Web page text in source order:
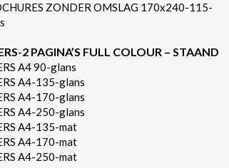
ZONDER OMSLAG 170x240-115-
2 PAGINA’S FULL COLOUR – STAAND
A4 90-glans
A4-135-glans
A4-170-glans
A4-250-glans
A4-135-mat
A4-170-mat
A4-250-mat